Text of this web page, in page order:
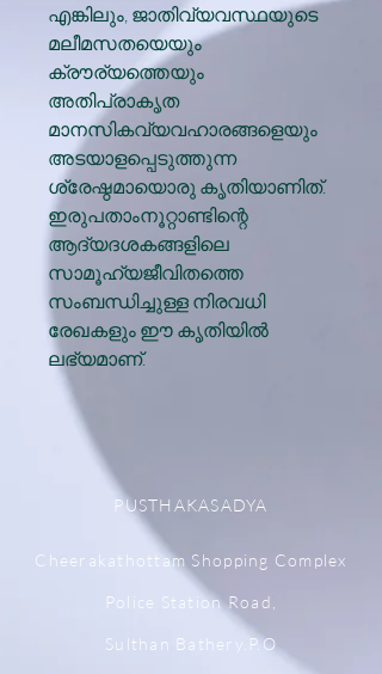
എങ്കിലും, ജാതിവ്യവസ്ഥയുടെ
മലീമസതയെയും
ക്രൗര്യത്തെയും
അതിപ്രാകൃത
മാനസികവ്യവഹാരങ്ങളെയും
അടയാളപ്പെടുത്തുന്ന
ശ്രേഷ്ഠമായൊരു കൃതിയാണിത്.
ഇരുപതാംനൂറ്റാണ്ടിന്റെ
ആദ്യദശകങ്ങളിലെ
സാമൂഹ്യജീവിതത്തെ
സംബന്ധിച്ചുള്ള നിരവധി
രേഖകളും ഈ കൃതിയിൽ
ലഭ്യമാണ്.
PUSTHAKASADYA
Cheerakathottam Shopping Complex
Police Station Road,
Sulthan Bathery.P.O